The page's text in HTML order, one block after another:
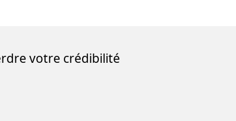
votre crédibilité